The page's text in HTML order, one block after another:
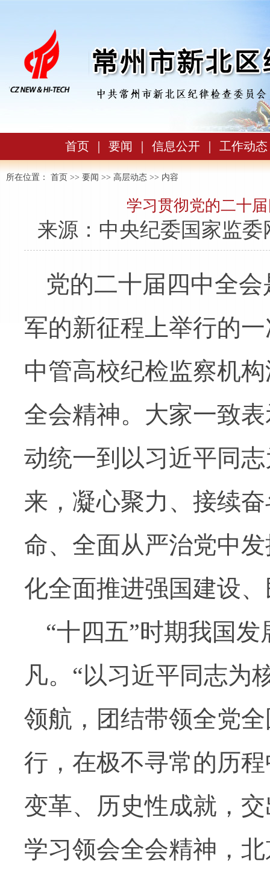
首页 要闻 信息公开 工作动态
所在位置： 首页 >> 要闻 >> 高层动态 >> 内容
学习贯彻党的二十
来源：中央纪委国家监委
党的二十届四中全
军的新征程上举行的
中管高校纪检监察机
全会精神。大家一致
动统一到以习近平同
来，凝心聚力、接续
命、全面从严治党中
化全面推进强国建设
“十四五”时期我国
凡。“以习近平同志为
领航，团结带领全党
行，在极不寻常的历
变革、历史性成就，
学习领会全会精神，